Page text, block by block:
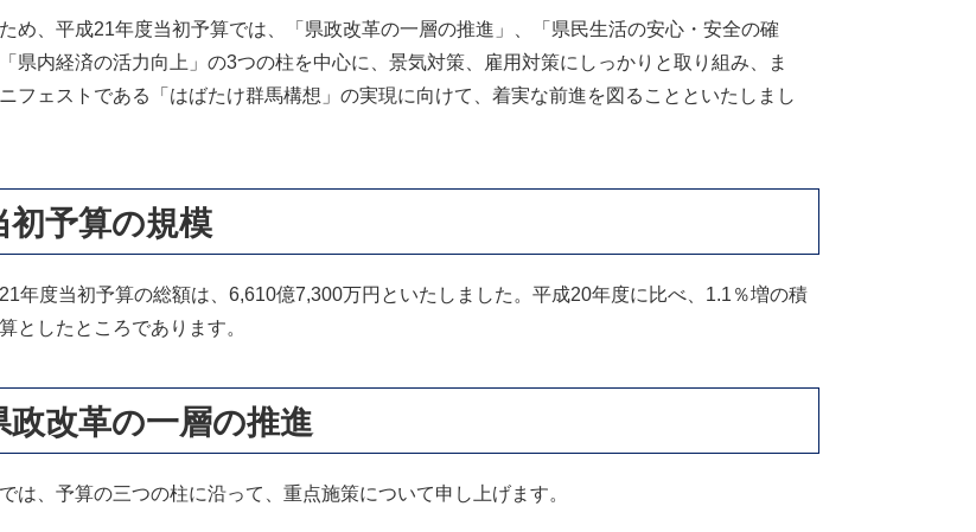
め、平成21年度当初予算では、「県政改革の一層の推進」、「県民生活の安心・安全の確
県内経済の活力向上」の3つの柱を中心に、景気対策、雇用対策にしっかりと取り組み、ま
フェストである「はばたけ群馬構想」の実現に向けて、着実な前進を図ることといたしまし
初予算の規模
年度当初予算の総額は、6,610億7,300万円といたしました。平成20年度に比べ、1.1％増の積
としたところであります。
政改革の一層の推進
は、予算の三つの柱に沿って、重点施策について申し上げます。